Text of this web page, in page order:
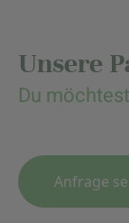
Unsere
Du
Anfrage